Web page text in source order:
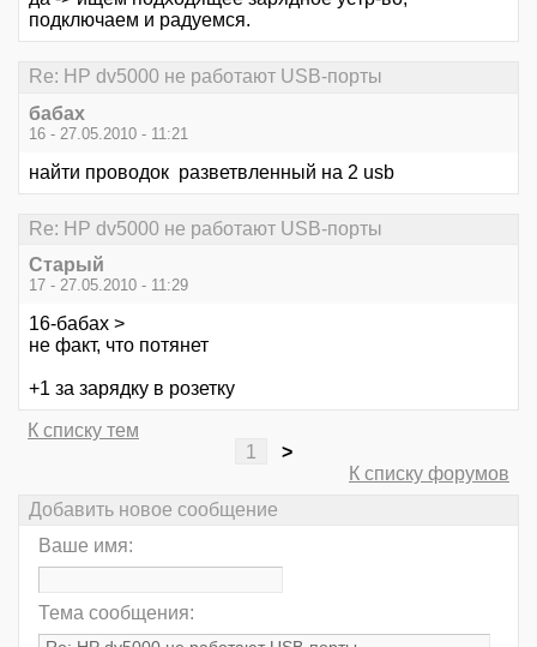
подключаем и радуемся.
Re: HP dv5000 не работают USB-порты
бабах
16 - 27.05.2010 - 11:21
найти проводок разветвленный на 2 usb
Re: HP dv5000 не работают USB-порты
Старый
17 - 27.05.2010 - 11:29
16-бабах >
не факт, что потянет
+1 за зарядку в розетку
К списку тем
1
>
К списку форумов
Добавить новое сообщение
Ваше имя:
Тема сообщения: